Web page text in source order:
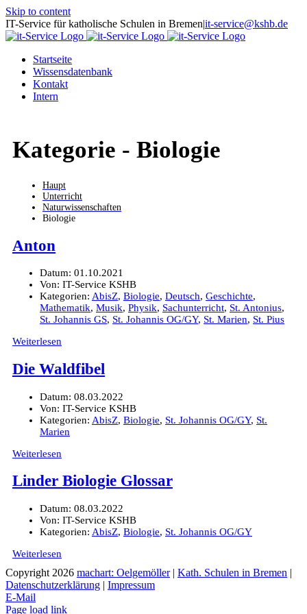
Skip to content
IT-Service für katholische Schulen in Bremen|it-service@kshb.de
Startseite
Wissensdatenbank
Kontakt
Intern
Kategorie - Biologie
Haupt
Unterricht
Naturwissenschaften
Biologie
Anton
Datum: 01.10.2021
Von: IT-Service KSHB
Kategorien: AbisZ, Biologie, Deutsch, Geschichte,
Mathematik, Musik, Physik, Sachunterricht, St. Antonius,
St. Johannis GS, St. Johannis OG/GY, St. Marien, St. Pius
Weiterlesen
Die Waldfibel
Datum: 08.03.2022
Von: IT-Service KSHB
Kategorien: AbisZ, Biologie, St. Johannis OG/GY, St.
Marien
Weiterlesen
Linder Biologie Glossar
Datum: 08.03.2022
Von: IT-Service KSHB
Kategorien: AbisZ, Biologie, St. Johannis OG/GY
Weiterlesen
Copyright 2026 machart: Oelgemöller| Kath. Schulen in Bremen |
Datenschutzerklärung | Impressum
E-Mail
Page load link